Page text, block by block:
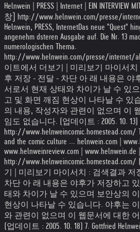
Helnwein | PRESS | Internet | EIN INTERVIEW
창] http://www.helnwein.com/presse/
Helnwein, PRESS, InternetDas neue "Quest"
angenehm dsteren Ausgabe auf. Die Nr. 13
numerologischen Thema.
http://www.helnwein.com/presse/internet/
이트에서 더보기 | 미리보기 마이서치
후 저장 - 전달 - 차단 아 래 내용은 야
서로서 현재 상태와 차이가 날 수 있
고 및 화면 깨짐 현상이 나타날 수 있
의 내용, 작성자와 관련이 없으며 이
임도 없습니다. (업데이트 : 2005. 10. 13)
http://www.helnweincomic.homestead.com/
and the comic culture ... helnwein.com |
www.helnweinreview.com | www.helnwein.de
http://
기 | 미리보기 마이서치 : 검색결과 저
차단 아 래 내용은 야후가 저장하고
태와 차이가 날 수 있으며 보안상의
현상이 나타날 수 있습니다. 야후는
와 관련이 없으며 이 웹문서에 대한
(업데이트 : 2005. 10. 18) 7. Gottfried